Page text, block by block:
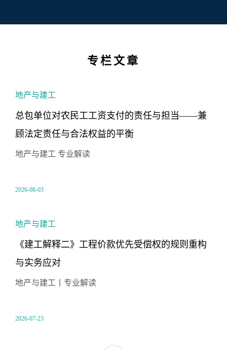
专栏文章
地产与建工
总包单位对农民工工资支付的责任与担当——⁠兼
顾法定责任与合法权益的平衡
地产与建工 专业解读
2026-08-03
地产与建工
《建工解释二》工程价款优先受偿权的规则重构
与实务应对
地产与建工丨专业解读
2026-07-23